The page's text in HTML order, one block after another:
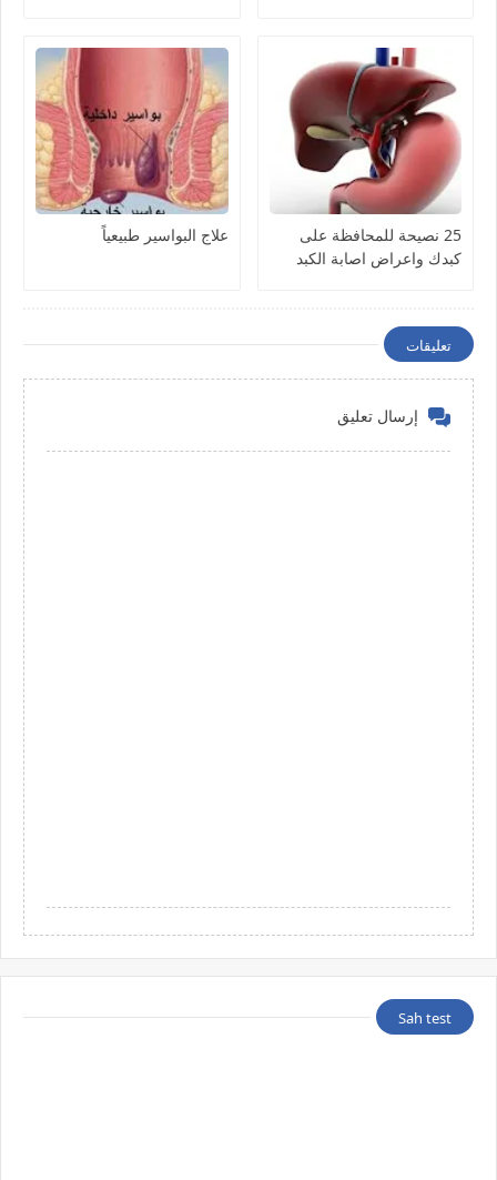
25 نصيحة للمحافظة على
كبدك واعراض اصابة الكبد
علاج البواسير طبيعياً
تعليقات
إرسال تعليق
Sah test